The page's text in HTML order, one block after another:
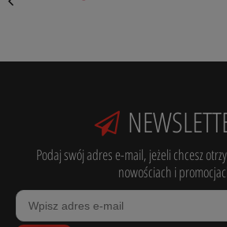
Podaj swój adres e-mail, jeżeli chcesz
nowościach i